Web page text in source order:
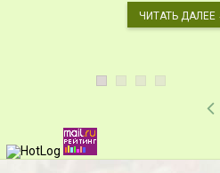
ЧИТАТЬ ДАЛЕЕ